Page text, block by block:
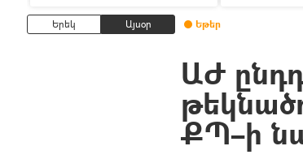
Երեկ Այսօր Եթեր
ԱԺ
ՔՊ–ի